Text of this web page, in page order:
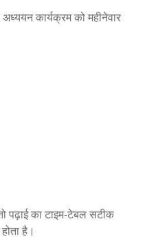
कार्यक्रम को महीनेवार
पढ़ाई का टाइम-टेबल सटीक
है।